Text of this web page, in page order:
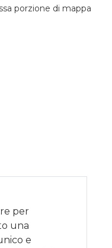
porzione di mappa
per
una
e